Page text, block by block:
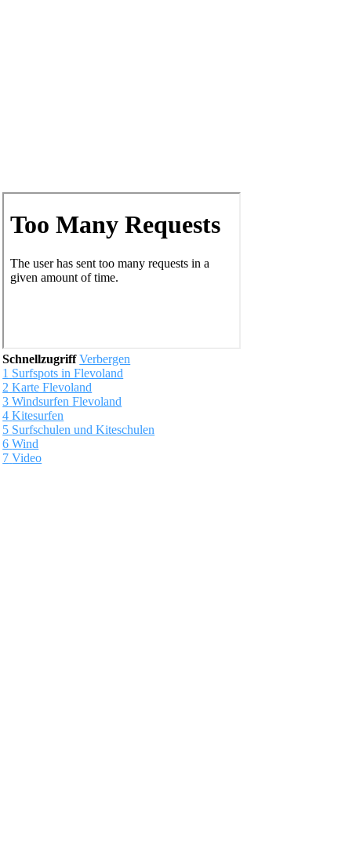
Schnellzugriff Verbergen
1 Surfspots in Flevoland
2 Karte Flevoland
3 Windsurfen Flevoland
4 Kitesurfen
5 Surfschulen und Kiteschulen
6 Wind
7 Video